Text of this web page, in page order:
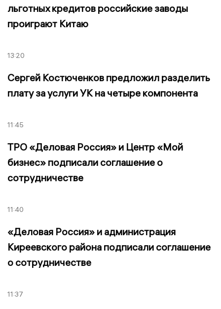
льготных кредитов российские заводы
проиграют Китаю
13:20
Сергей Костюченков предложил разделить
плату за услуги УК на четыре компонента
11:45
ТРО «Деловая Россия» и Центр «Мой
бизнес» подписали соглашение о
сотрудничестве
11:40
«Деловая Россия» и администрация
Киреевского района подписали соглашение
о сотрудничестве
11:37